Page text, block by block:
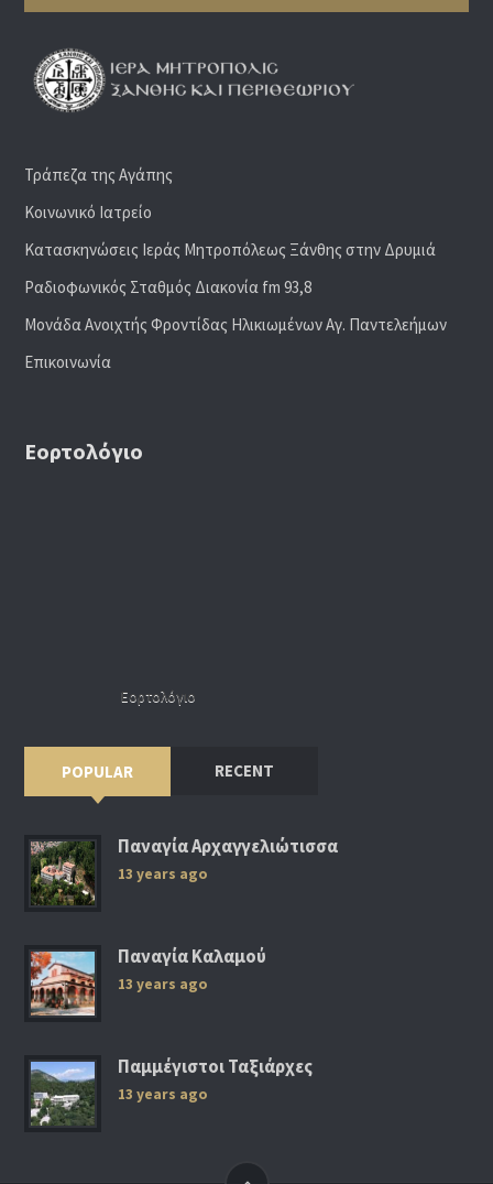
Τράπεζα της Αγάπης
Κοινωνικό Ιατρείο
Κατασκηνώσεις Ιεράς Μητροπόλεως Ξάνθης στην Δρυμιά
Ραδιoφωνικός Σταθμός Διακονία fm 93,8
Μονάδα Ανοιχτής Φροντίδας Ηλικιωμένων Αγ. Παντελεήμων
Επικοινωνία
Εορτολόγιο
Εορτολόγιο
POPULAR RECENT
Παναγία Αρχαγγελιώτισσα
13 years ago
Παναγία Καλαμού
13 years ago
Παμμέγιστοι Ταξιάρχες
13 years ago